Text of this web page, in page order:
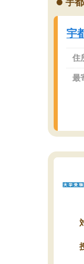
宇
住
最